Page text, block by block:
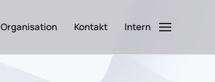
Organisation Kontakt Intern